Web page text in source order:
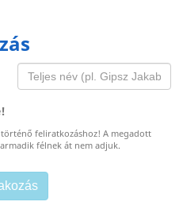
feliratkozáshoz! A megadott
félnek át nem adjuk.